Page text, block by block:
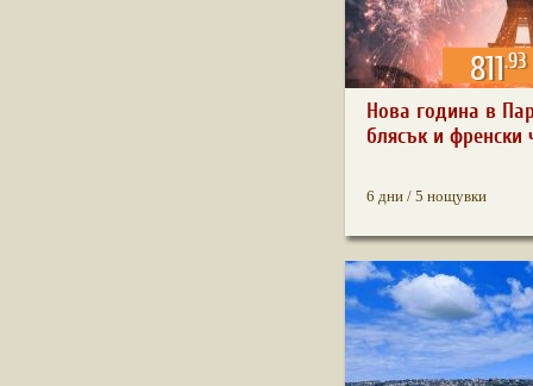
811.93
Нова година в
блясък и френски
6 дни / 5 нощувки